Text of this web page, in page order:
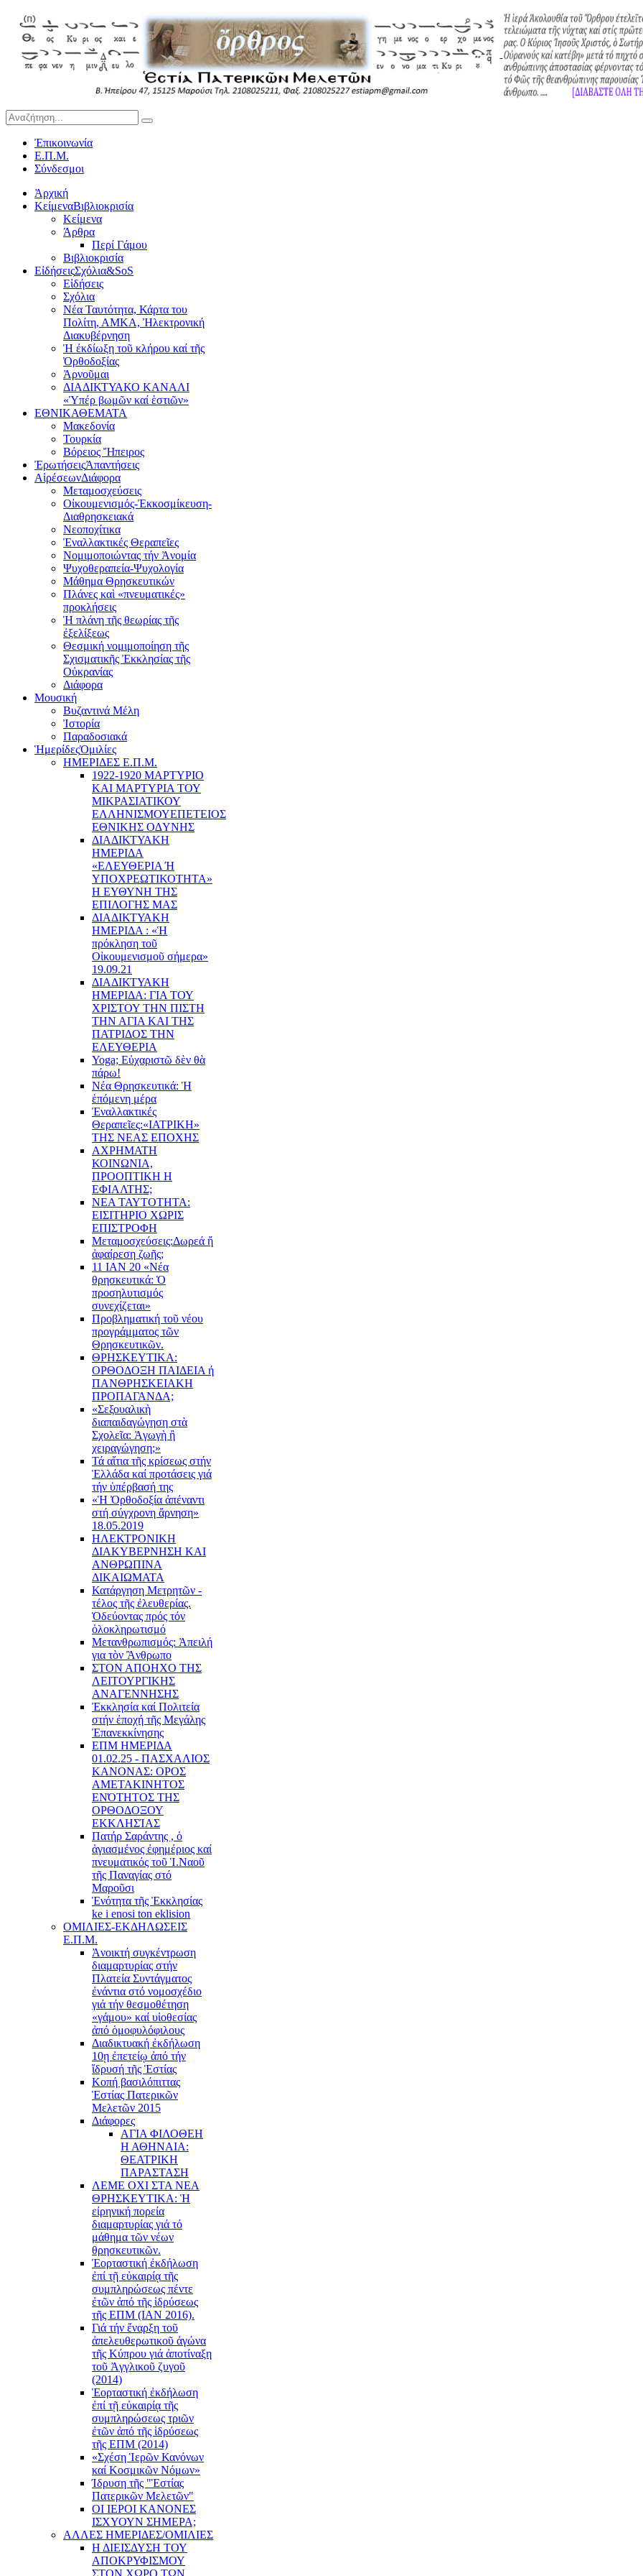
Ἐπικοινωνία
Ε.Π.Μ.
Σύνδεσμοι
Ἀρχική
ΚείμεναΒιβλιοκρισία
Κείμενα
Άρθρα
Περί Γάμου
Βιβλιοκρισία
ΕἰδήσειςΣχόλια&SoS
Εἰδήσεις
Σχόλια
Νέα Ταυτότητα, Κάρτα του
Πολίτη, ΑΜΚΑ, Ἠλεκτρονική
Διακυβέρνηση
Ἡ ἐκδίωξη τοῦ κλήρου καί τῆς
Ὀρθοδοξίας
Ἀρνοῦμαι
ΔΙΑΔΙΚΤΥΑΚΟ ΚΑΝΑΛΙ
«Ὑπέρ βωμῶν καί ἑστιῶν»
ΕΘΝΙΚΑΘΕΜΑΤΑ
Μακεδονία
Τουρκία
Βόρειος Ἤπειρος
ἘρωτήσειςἈπαντήσεις
ΑἱρέσεωνΔιάφορα
Μεταμοσχεύσεις
Οἰκουμενισμός-Ἐκκοσμίκευση-
Διαθρησκειακά
Νεοποχίτικα
Ἐναλλακτικές Θεραπεῖες
Νομιμοποιώντας τήν Ἀνομία
Ψυχοθεραπεία-Ψυχολογία
Μάθημα Θρησκευτικών
Πλάνες καὶ «πνευματικές»
προκλήσεις
Ἡ πλάνη τῆς θεωρίας τῆς
ἐξελίξεως
Θεσμική νομιμοποίηση τῆς
Σχισματικῆς Ἐκκλησίας τῆς
Οὐκρανίας
Διάφορα
Μουσική
Βυζαντινά Μέλη
Ἰστορία
Παραδοσιακά
ἩμερίδεςὉμιλίες
ΗΜΕΡΙΔΕΣ Ε.Π.Μ.
1922-1920 ΜΑΡΤΥΡΙΟ
ΚΑI ΜΑΡΤΥΡIΑ ΤΟΥ
ΜΙΚΡΑΣΙΑΤΙΚΟΥ
EΛΛΗΝΙΣΜΟΥEΠEΤΕΙΟΣ
EΘΝΙΚHΣ O∆YΝΗΣ
ΔΙΑΔΙΚΤΥΑΚΗ
ΗΜΕΡΙΔΑ
«EΛΕΥΘΕΡΙΑ Ή
YΠΟΧΡΕΩΤΙΚΟΤΗΤΑ»
Η ΕΥΘΥΝΗ ΤΗΣ
EΠΙΛΟΓΗΣ ΜΑΣ
ΔΙΑΔΙΚΤΥΑΚΗ
ΗΜΕΡΙΔΑ : «Ἡ
πρόκληση τοῦ
Οἰκουμενισμοῦ σήμερα»
19.09.21
ΔΙΑΔΙΚΤΥΑΚΗ
ΗΜΕΡΙΔΑ: ΓΙΑ ΤΟΥ
ΧΡΙΣΤΟΥ ΤΗΝ ΠΙΣΤΗ
ΤΗΝ ΑΓΙΑ ΚΑΙ ΤΗΣ
ΠΑΤΡΙΔΟΣ ΤΗΝ
ΕΛΕΥΘΕΡΙΑ
Yoga; Εὐχαριστῶ δὲν θὰ
πάρω!
Νέα Θρησκευτικά: Ἡ
ἑπόμενη μέρα
Ἐναλλακτικές
Θεραπεῖες:«ΙΑΤΡΙΚΗ»
ΤΗΣ ΝΕΑΣ ΕΠΟΧΗΣ
ΑΧΡΗΜΑΤΗ
ΚΟΙΝΩΝΙΑ,
ΠΡΟΟΠΤΙΚΗ Η
ΕΦΙΑΛΤΗΣ;
ΝΕΑ ΤΑΥΤΟΤΗΤΑ:
ΕΙΣΙΤΗΡΙΟ ΧΩΡΙΣ
ΕΠΙΣΤΡΟΦΗ
Μεταμοσχεύσεις:Δωρεά ἤ
ἀφαίρεση ζωῆς;
11 ΙΑΝ 20 «Νέα
θρησκευτικά: Ὁ
προσηλυτισμός
συνεχίζεται»
Προβληματική τοῦ νέου
προγράμματος τῶν
Θρησκευτικῶν.
ΘΡΗΣΚΕΥΤΙΚΑ:
ΟΡΘΟΔΟΞΗ ΠΑΙΔΕΙΑ ή
ΠΑΝΘΡΗΣΚΕΙΑΚΗ
ΠΡΟΠΑΓΑΝΔΑ;
«Σεξουαλικὴ
διαπαιδαγώγηση στὰ
Σχολεῖα: Ἀγωγὴ ἢ
χειραγώγηση;»
Τά αἴτια τῆς κρίσεως στήν
Ἑλλάδα καί προτάσεις γιά
τήν ὑπέρβασή της
«Ἡ Ὀρθοδοξία ἀπέναντι
στή σύγχρονη ἄρνηση»
18.05.2019
ΗΛΕΚΤΡΟΝΙΚΗ
ΔΙΑΚΥΒΕΡΝΗΣΗ ΚΑΙ
ΑΝΘΡΩΠΙΝΑ
ΔΙΚΑΙΩΜΑΤΑ
Κατάργηση Μετρητῶν -
τέλος τῆς ἐλευθερίας.
Ὁδεύοντας πρός τόν
ὁλοκληρωτισμό
Μετανθρωπισμός: Ἀπειλή
για τὸν Ἂνθρωπο
ΣΤΟΝ ΑΠΟΗΧΟ ΤΗΣ
ΛΕΙΤΟΥΡΓΙΚΗΣ
ΑΝΑΓΕΝΝΗΣΗΣ
Ἐκκλησία καί Πολιτεία
στήν ἐποχή τῆς Μεγάλης
Ἐπανεκκίνησης
ΕΠΜ ΗΜΕΡΙΔΑ
01.02.25 - ΠΑΣΧΑΛΙΟΣ
ΚΑΝΟΝΑΣ: ΟΡΟΣ
ΑΜΕΤΑΚΙΝΗΤΟΣ
ΕΝΌΤΗΤΟΣ ΤΗΣ
ΟΡΘΟΔΟΞΟΥ
ΕΚΚΛΗΣΊΑΣ
Πατήρ Σαράντης , ὁ
ἁγιασμένος ἐφημέριος καί
πνευματικός τοῦ Ἱ.Ναοῦ
τῆς Παναγίας στό
Μαροῦσι
Ἑνότητα τῆς Ἐκκλησίας
ke i enosi ton eklision
ΟΜΙΛΙΕΣ-ΕΚΔΗΛΩΣΕΙΣ
Ε.Π.Μ.
Ἀνοικτή συγκέντρωση
διαμαρτυρίας στήν
Πλατεία Συντάγματος
ἐνάντια στό νομοσχέδιο
γιά τήν θεσμοθέτηση
«γάμου» καί υἱοθεσίας
ἀπό ὁμοφυλόφιλους
Διαδικτυακή ἐκδήλωση
10ῃ ἐπετείῳ ἀπό τήν
ἵδρυσή τῆς Ἑστίας
Κοπή βασιλόπιττας
Ἑστίας Πατερικῶν
Μελετῶν 2015
Διάφορες
ΑΓΙΑ ΦΙΛΟΘΕΗ
Η ΑΘΗΝΑΙΑ:
ΘΕΑΤΡΙΚΗ
ΠΑΡΑΣΤΑΣΗ
ΛΕΜΕ ΟΧΙ ΣΤΑ ΝΕΑ
ΘΡΗΣΚΕΥΤΙΚΑ: Ἡ
εἰρηνική πορεία
διαμαρτυρίας γιά τό
μάθημα τῶν νέων
θρησκευτικῶν.
Ἑορταστική ἐκδήλωση
ἐπί τῇ εὐκαιρίᾳ τῆς
συμπληρώσεως πέντε
ἐτῶν ἀπό τῆς ἱδρύσεως
τῆς ΕΠΜ (ΙΑΝ 2016).
Γιά τήν ἔναρξη τοῦ
ἀπελευθερωτικοῦ ἀγώνα
τῆς Κύπρου γιά ἀποτίναξη
τοῦ Ἀγγλικοῦ ζυγοῦ
(2014)
Ἑορταστική ἐκδήλωση
ἐπί τῇ εὐκαιρίᾳ τῆς
συμπληρώσεως τριῶν
ἐτῶν ἀπό τῆς ἱδρύσεως
τῆς ΕΠΜ (2014)
«Σχέση Ἱερῶν Κανόνων
καί Κοσμικῶν Νόμων»
Ίδρυση τῆς "Ἑστίας
Πατερικῶν Μελετῶν"
ΟΙ ΙΕΡΟΙ ΚΑΝΟΝΕΣ
ΙΣΧΥΟΥΝ ΣΗΜΕΡΑ;
ΑΛΛΕΣ ΗΜΕΡΙΔΕΣ/ΟΜΙΛΙΕΣ
Η ΔΙΕΙΣΔΥΣΗ ΤΟΥ
ΑΠΟΚΡΥΦΙΣΜΟΥ
ΣΤΟΝ ΧΩΡΟ ΤΩΝ